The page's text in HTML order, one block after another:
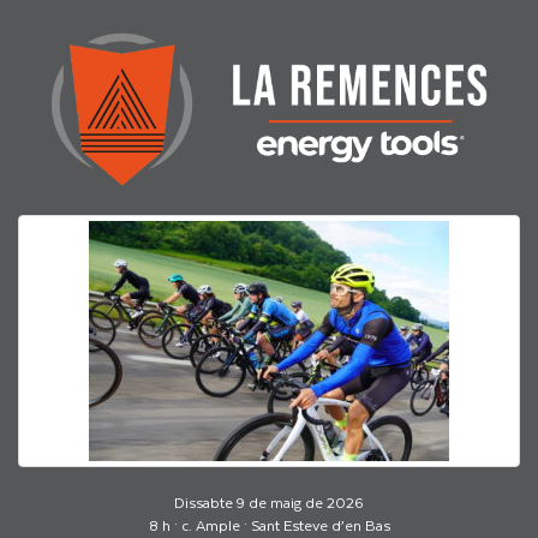
Dissabte 9 de maig de 2026
8 h · c. Ample · Sant Esteve d’en Bas